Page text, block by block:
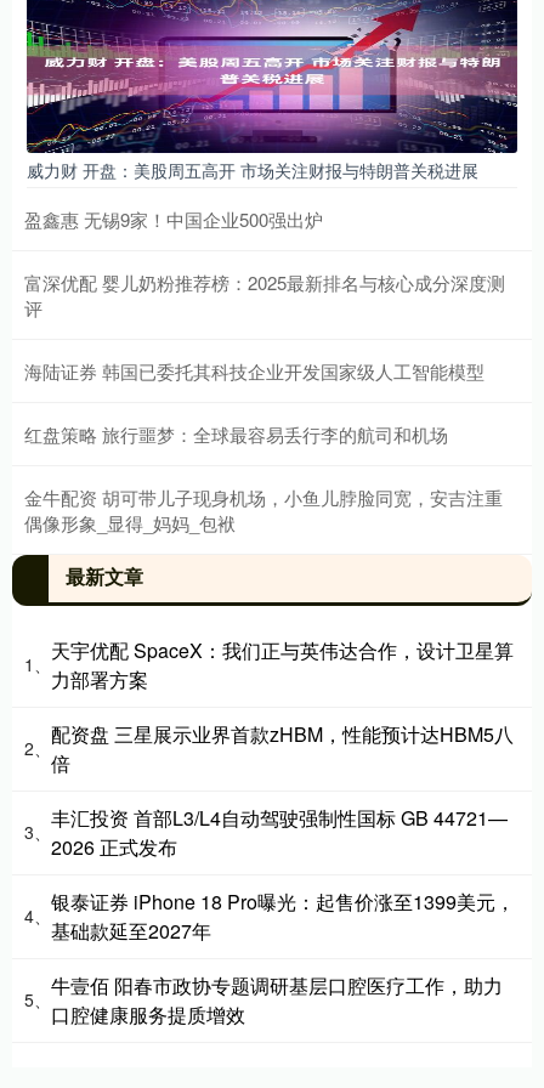
威力财 开盘：美股周五高开 市场关注财报与特朗普关税进展
盈鑫惠 无锡9家！中国企业500强出炉
富深优配 婴儿奶粉推荐榜：2025最新排名与核心成分深度测
评
海陆证券 韩国已委托其科技企业开发国家级人工智能模型
红盘策略 旅行噩梦：全球最容易丢行李的航司和机场
金牛配资 胡可带儿子现身机场，小鱼儿脖脸同宽，安吉注重
偶像形象_显得_妈妈_包袱
最新文章
1、
天宇优配 SpaceX：我们正与英伟达合作，设计卫星算
力部署方案
2、
配资盘 三星展示业界首款zHBM，性能预计达HBM5八
倍
3、
丰汇投资 首部L3/L4自动驾驶强制性国标 GB 44721—
2026 正式发布
4、
银泰证券 iPhone 18 Pro曝光：起售价涨至1399美元，
基础款延至2027年
5、
牛壹佰 阳春市政协专题调研基层口腔医疗工作，助力
口腔健康服务提质增效